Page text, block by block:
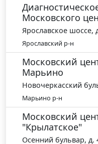
Московского
Ярославское шоссе,
Ярославский р-н
Московский
Марьино
Новочеркасский
Марьино р-н
Московский
"Крылатское"
Осенний бульвар, д.